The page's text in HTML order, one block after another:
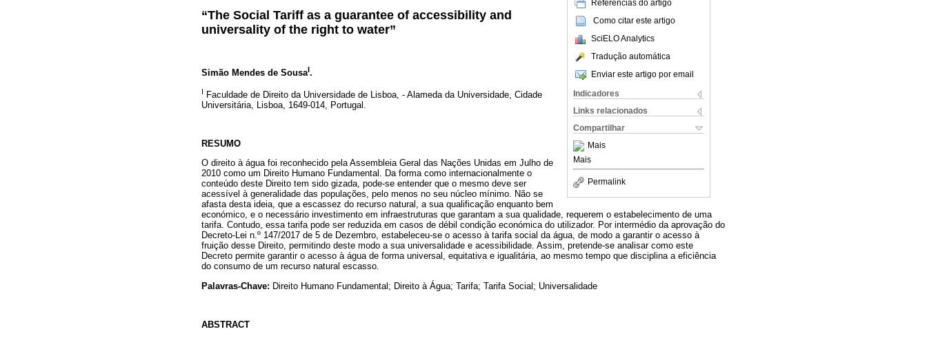
Referências do artigo
Como citar este artigo
SciELO Analytics
Tradução automática
Enviar este artigo por email
Indicadores
Links relacionados
Compartilhar
Mais
Mais
Permalink
“The Social Tariff as a guarantee of accessibility and
universality of the right to water”
Simão Mendes de SousaI.
I Faculdade de Direito da Universidade de Lisboa, - Alameda da Universidade, Cidade
Universitária, Lisboa, 1649-014, Portugal.
RESUMO
O direito à água foi reconhecido pela Assembleia Geral das Nações Unidas em Julho de
2010 como um Direito Humano Fundamental. Da forma como internacionalmente o
conteúdo deste Direito tem sido gizada, pode-se entender que o mesmo deve ser
acessível à generalidade das populações, pelo menos no seu núcleo mínimo. Não se
afasta desta ideia, que a escassez do recurso natural, a sua qualificação enquanto bem
económico, e o necessário investimento em infraestruturas que garantam a sua qualidade, requerem o estabelecimento de uma
tarifa. Contudo, essa tarifa pode ser reduzida em casos de débil condição económica do utilizador. Por intermédio da aprovação do
Decreto-Lei n.º 147/2017 de 5 de Dezembro, estabeleceu-se o acesso à tarifa social da água, de modo a garantir o acesso à
fruição desse Direito, permitindo deste modo a sua universalidade e acessibilidade. Assim, pretende-se analisar como este
Decreto permite garantir o acesso à água de forma universal, equitativa e igualitária, ao mesmo tempo que disciplina a eficiência
do consumo de um recurso natural escasso.
Palavras-Chave: Direito Humano Fundamental; Direito à Água; Tarifa; Tarifa Social; Universalidade
ABSTRACT